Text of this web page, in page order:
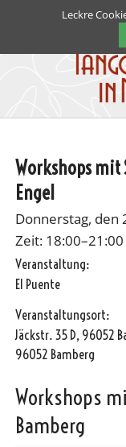
Workshops mit
Engel
Donnerstag, den
Zeit:
Veranstaltung:
El Puente
Veranstaltungsort:
Jäckstr. 35 D, 96052
96052 Bamberg
Workshops
Bamberg
Leckre